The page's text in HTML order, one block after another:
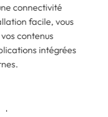
connectivité
facile, vous
contenus
intégrées